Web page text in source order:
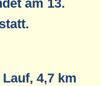
am 13.
4,7 km